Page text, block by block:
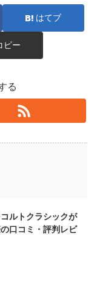
はてブ
ピー
る
ルトクラシックが
口コミ・評判レビ